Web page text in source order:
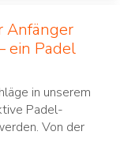
Anfänger
ein Padel
in unserem
Padel-
Von der